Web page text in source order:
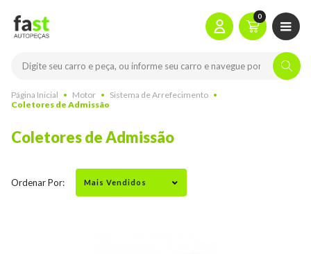
0
Página Inicial Motor
Sistema de Arrefecimento
Coletores de Admissão
Coletores de Admissão
Ordenar Por: